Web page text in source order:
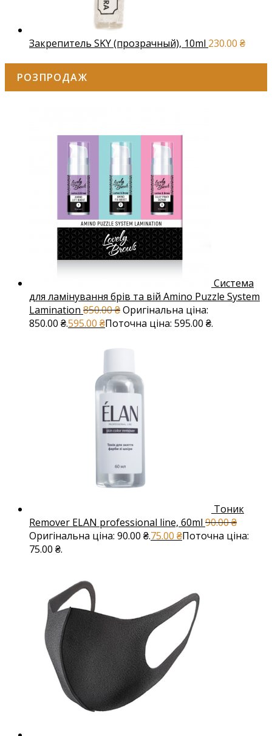
Закрепитель SKY (прозрачный), 10ml 230.00 ₴
РОЗПРОДАЖ
Система
для ламінування брів та вій Amino Puzzle System
Lamination 850.00₴Оригінальна ціна:
850.00 ₴.595.00 ₴Поточна ціна: 595.00 ₴.
Тоник
Remover ELAN professional line, 60ml 90.00₴
Оригінальна ціна: 90.00 ₴.75.00 ₴Поточна ціна:
75.00 ₴.